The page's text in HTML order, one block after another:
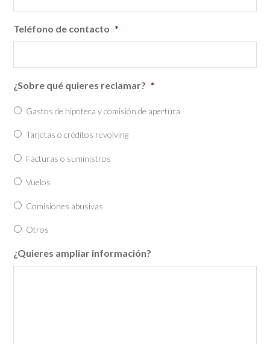
Teléfono de contacto *
¿Sobre qué quieres reclamar? *
Gastos de hipoteca y comisión de apertura
Tarjetas o créditos revolving
Facturas o suministros
Vuelos
Comisiones abusivas
Otros
¿Quieres ampliar información?